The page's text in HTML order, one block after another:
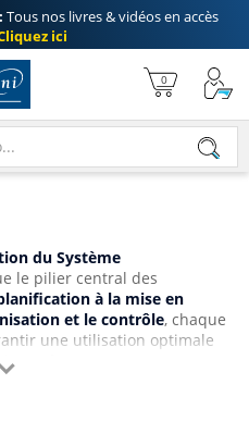
Tous nos livres & vidéos en accès
ici
du Système
le pilier central des
à la mise en
et le contrôle, chaque
une utilisation optimale
Découvrez comment
SI et atteindre vos objectifs
vidéos de nos auteurs et